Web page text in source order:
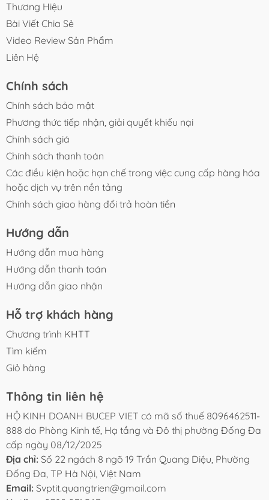
Thương Hiệu
Bài Viết Chia Sẻ
Video Review Sản Phẩm
Liên Hệ
Chính sách
Chính sách bảo mật
Phương thức tiếp nhận, giải quyết khiếu nại
Chính sách giá
Chính sách thanh toán
Các điều kiện hoặc hạn chế trong việc cung cấp hàng hóa
hoặc dịch vụ trên nền tảng
Chính sách giao hàng đổi trả hoàn tiền
Hướng dẫn
Hướng dẫn mua hàng
Hướng dẫn thanh toán
Hướng dẫn giao nhận
Hỗ trợ khách hàng
Chương trình KHTT
Tìm kiếm
Giỏ hàng
Thông tin liên hệ
HỘ KINH DOANH BUCEP VIET có mã số thuế 8096462511-
888 do Phòng Kinh tế, Hạ tầng và Đô thị phường Đống Đa
cấp ngày 08/12/2025
Địa chỉ: Số 22 ngách 8 ngõ 19 Trần Quang Diệu, Phường
Đống Đa, TP Hà Nội, Việt Nam
Email: Svptit.quangtrien@gmail.com